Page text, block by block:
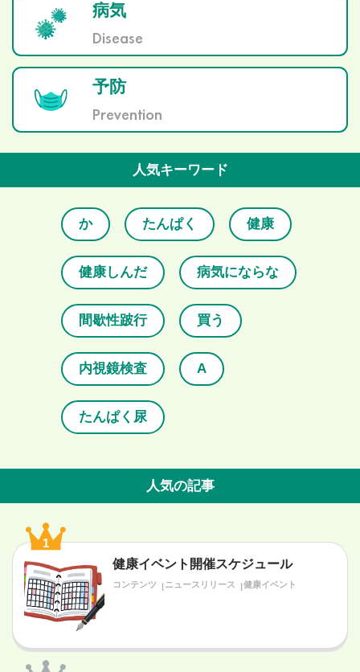
病気
Disease
予防
Prevention
人気キーワード
か たんぱく 健康
健康しんだ 病気にならな
間歇性跛行 買う
内視鏡検査 A
たんぱく尿
人気の記事
1
健康イベント開催スケジュール
コンテンツ ニュースリリース 健康イベント